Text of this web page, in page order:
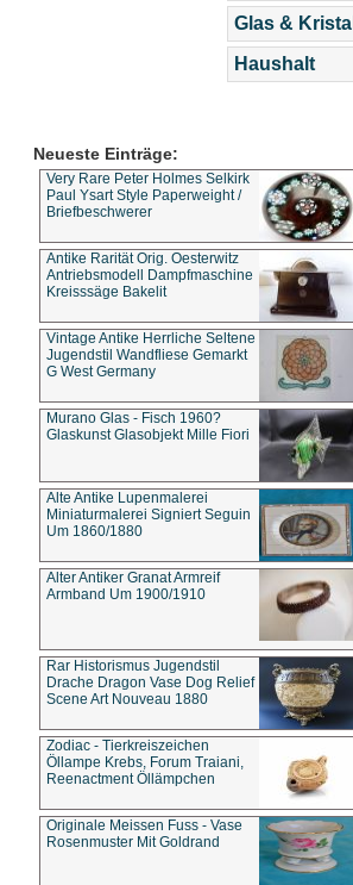
Glas & Kristall
Haushalt
Neueste Einträge:
Very Rare Peter Holmes Selkirk
Paul Ysart Style Paperweight /
Briefbeschwerer
Antike Rarität Orig. Oesterwitz
Antriebsmodell Dampfmaschine
Kreisssäge Bakelit
Vintage Antike Herrliche Seltene
Jugendstil Wandfliese Gemarkt
G West Germany
Murano Glas - Fisch 1960?
Glaskunst Glasobjekt Mille Fiori
Alte Antike Lupenmalerei
Miniaturmalerei Signiert Seguin
Um 1860/1880
Alter Antiker Granat Armreif
Armband Um 1900/1910
Rar Historismus Jugendstil
Drache Dragon Vase Dog Relief
Scene Art Nouveau 1880
Zodiac - Tierkreiszeichen
Öllampe Krebs, Forum Traiani,
Reenactment Öllämpchen
Originale Meissen Fuss - Vase
Rosenmuster Mit Goldrand